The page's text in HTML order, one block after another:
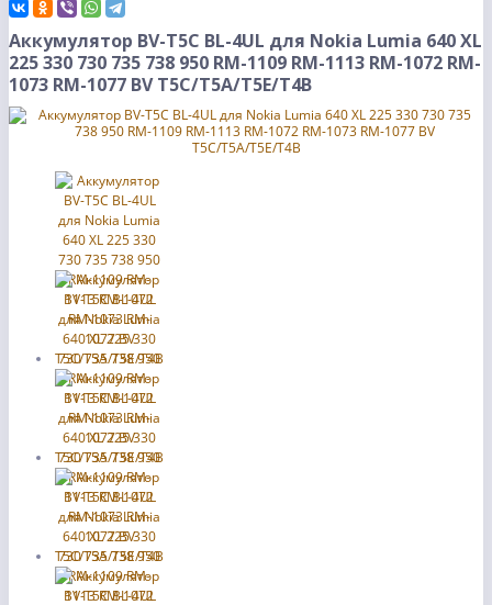
Аккумулятор BV-T5C BL-4UL для Nokia Lumia 640 XL
225 330 730 735 738 950 RM-1109 RM-1113 RM-1072 RM-
1073 RM-1077 BV T5C/T5A/T5E/T4B